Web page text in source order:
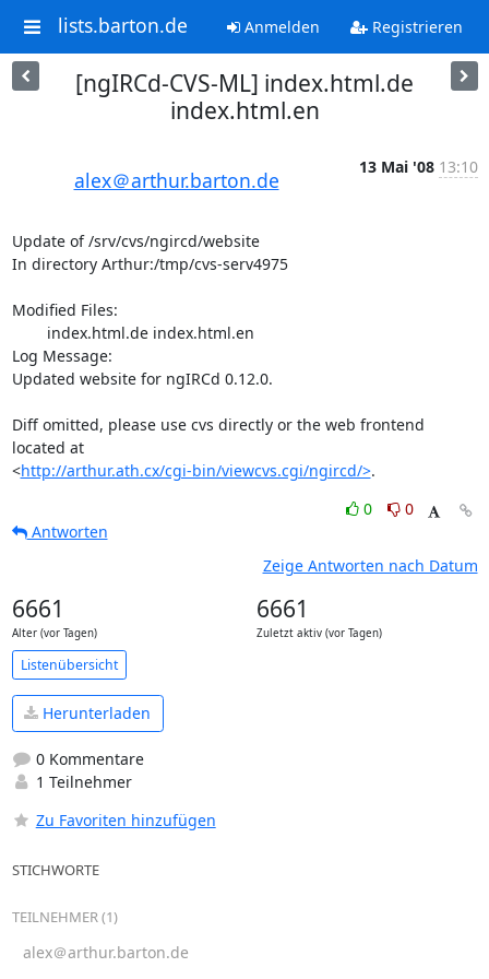
lists.barton.de Anmelden Registrieren
[ngIRCd-CVS-ML] index.html.de
index.html.en
alex＠arthur.barton.de
13 Mai '08 13:10
Update of /srv/cvs/ngircd/website
In directory Arthur:/tmp/cvs-serv4975
Modified Files:
Log Message:
Updated website for ngIRCd 0.12.0.
Diff omitted, please use cvs directly or the web frontend
located at
<http://arthur.ath.cx/cgi-bin/viewcvs.cgi/ngircd/>.
0
0
Antworten
Zeige Antworten nach Datum
6661
Alter (vor Tagen)
6661
Zuletzt aktiv (vor Tagen)
Listenübersicht
Herunterladen
0 Kommentare
1 Teilnehmer
Zu Favoriten hinzufügen
STICHWORTE
TEILNEHMER (1)
alex＠arthur.barton.de